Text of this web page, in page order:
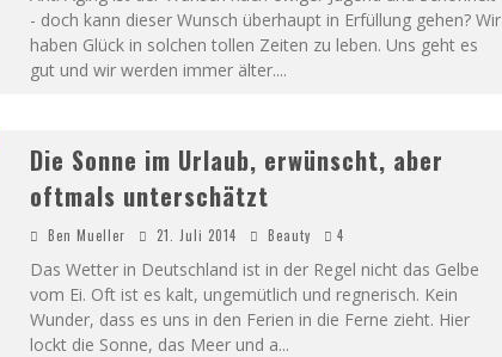
- doch kann dieser Wunsch überhaupt in Erfüllung gehen? Wir
haben Glück in solchen tollen Zeiten zu leben. Uns geht es
gut und wir werden immer älter....
Die Sonne im Urlaub, erwünscht, aber
oftmals unterschätzt
Ben Mueller 21. Juli 2014 Beauty 4
Das Wetter in Deutschland ist in der Regel nicht das Gelbe
vom Ei. Oft ist es kalt, ungemütlich und regnerisch. Kein
Wunder, dass es uns in den Ferien in die Ferne zieht. Hier
lockt die Sonne, das Meer und a...